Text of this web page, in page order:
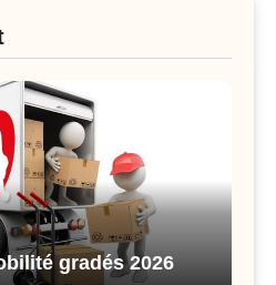
gradés 2026